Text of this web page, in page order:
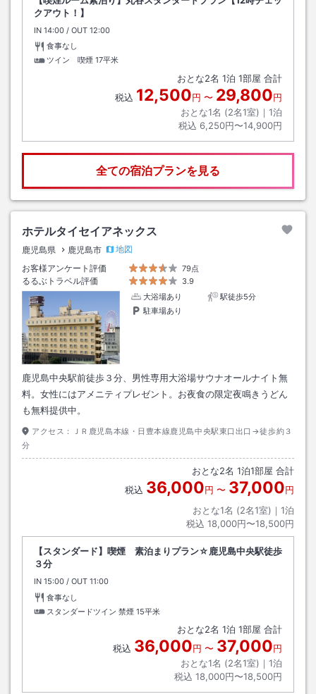
クアウト！】
IN チェックイン
14:00 / OUT チェックアウト
12:00
食事なし
ツイン 喫煙 17平米
おとな2名 1泊 1部屋 合計
税込 12,500円 〜 29,800円
おとな1名 (2名1室)｜ 1泊
税込 6,250円〜14,900円
全ての宿泊プランを見る
ホテルタイセイアネックス
鹿児島県 鹿児島市
地図
お客様アンケート評価
79点
るるぶトラベル評価
3.9
大浴場あり
駅徒歩5分
駐車場あり
鹿児島中央駅前徒歩３分、男性専用大浴場サウナオールナイト無
料。女性にはアメニティプレゼント。お夜食の限定夜鳴きうどん
も無料提供中。
アクセス：
ＪＲ鹿児島本線・日豊本線鹿児島中央駅東口出口→徒歩約３
分
おとな2名 1泊1部屋 合計
税込 36,000円 〜 37,000円
おとな1名 (2名1室)｜ 1泊
税込 18,000円〜18,500円
【スタンダード】喫煙 素泊まりプラン☆鹿児島中央駅徒歩
３分
IN チェックイン
15:00 / OUT チェックアウト
11:00
食事なし
スタンダードツイン 禁煙 15平米
おとな2名 1泊 1部屋 合計
税込 36,000円 〜 37,000円
おとな1名 (2名1室)｜ 1泊
税込 18,000円〜18,500円